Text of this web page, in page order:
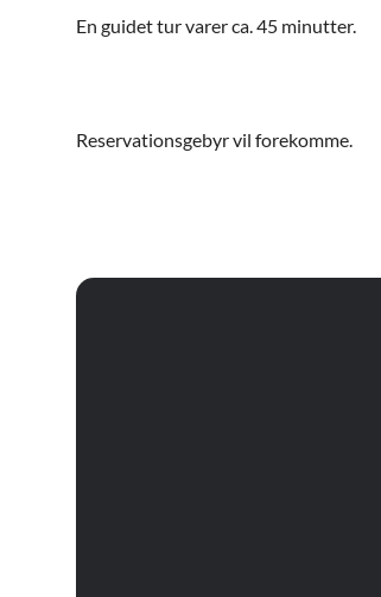
En guidet tur varer ca. 45 minutter.
Reservationsgebyr vil forekomme.